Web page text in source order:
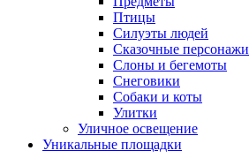
Птицы
Силуэты людей
Сказочные персонажи
Слоны и бегемоты
Снеговики
Собаки и коты
Улитки
Уличное освещение
Уникальные площадки